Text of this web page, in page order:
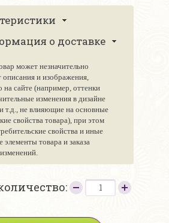
о доставке
может незначительно
описания и изображения,
на сайте (например, оттенки
изменения в дизайне
т.д., не влияющие на основные
свойства товара), при этом
свойства и иные
элементы товара и заказа